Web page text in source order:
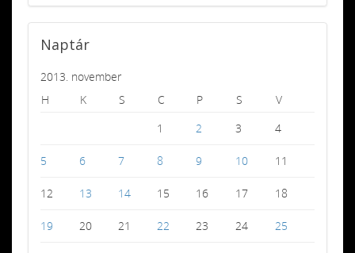
Naptár
2013. november
H
K S C P S
V
1
2 3 4
5 6 7 8 9 10 11
12 13 14 15 16 17 18
19 20 21 22 23 24 25